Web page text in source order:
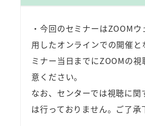
・今回のセミナーはZOOM
用したオンラインでの開催と
ミナー当日までにZOOMの視
意ください。
なお、センターでは視聴に関
は行っておりません。ご了承